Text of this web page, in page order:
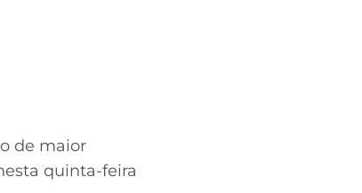
de maior
quinta-feira